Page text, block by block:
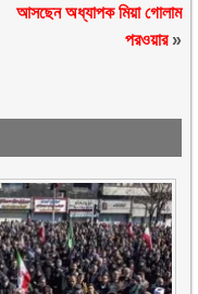
আসছেন অধ্যাপক মিয়া গোলাম
পরওয়ার»